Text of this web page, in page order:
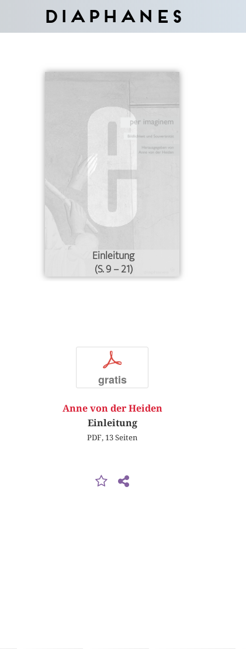
Diaphanes
Einleitung
(S. 9 – 21)
p
gratis
Anne von der Heiden
Einleitung
PDF, 13 Seiten